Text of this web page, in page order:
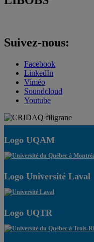
Suivez-nous:
Facebook
LinkedIn
Viméo
Soundcloud
Youtube
Logo UQAM
Logo Université Laval
Logo UQTR